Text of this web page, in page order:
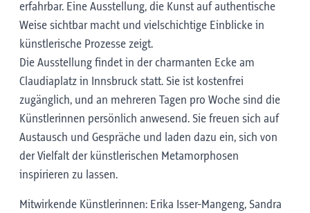
erfahrbar. Eine Ausstellung, die Kunst auf authentische
Weise sichtbar macht und vielschichtige Einblicke in
künstlerische Prozesse zeigt.
Die Ausstellung findet in der charmanten Ecke am
Claudiaplatz in Innsbruck statt. Sie ist kostenfrei
zugänglich, und an mehreren Tagen pro Woche sind die
Künstlerinnen persönlich anwesend. Sie freuen sich auf
Austausch und Gespräche und laden dazu ein, sich von
der Vielfalt der künstlerischen Metamorphosen
inspirieren zu lassen.
Mitwirkende Künstlerinnen: Erika Isser-Mangeng, Sandra